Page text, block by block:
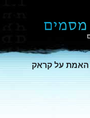
האמת על קראק